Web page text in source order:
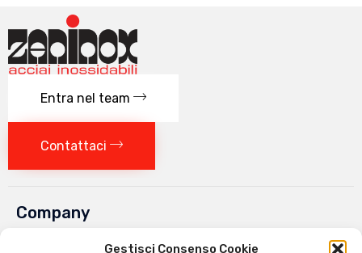
Gestisci Consenso Cookie
Entra nel team
Contattaci
Company